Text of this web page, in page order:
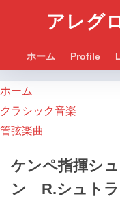
アレグ
ホーム Profile
ホーム
クラシック音楽
管弦楽曲
ケンペ指揮シ
ン R.シュト